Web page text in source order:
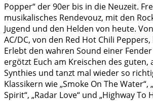
Popper“ der 90er bis in die Neuzeit.
musikalisches Rendevouz, mit den
Jugend und den Helden von heute.
AC/DC, von den Red Hot Chili
Erlebt den wahren Sound einer
ergötzt Euch am Kreischen des guten,
Synthies und tanzt mal wieder so
Klassikern wie „Smoke On The Water“,
Spirit“, „Radar Love“ und „Highway To